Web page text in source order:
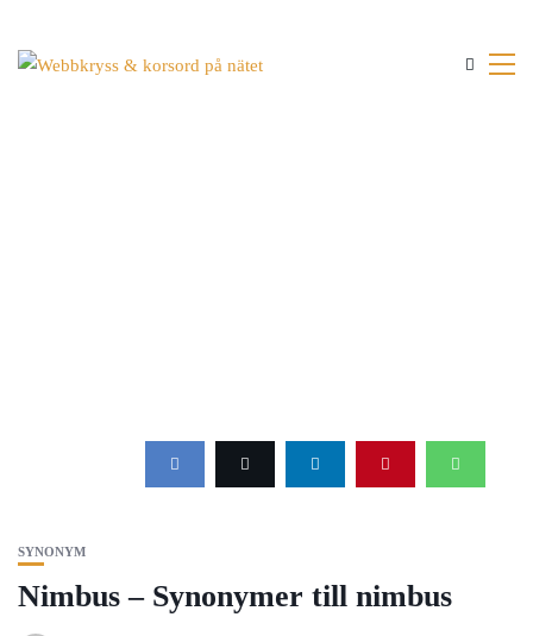
SYNONYM
Nimbus – Synonymer till nimbus